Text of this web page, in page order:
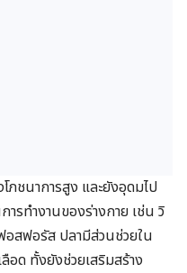
ชนาการสูง และยังอุดมไป
ารทำงานของร่างกาย เช่น วิ
อสฟอรัส ปลามีส่วนช่วยใน
อด ทั้งยังช่วยเสริมสร้าง